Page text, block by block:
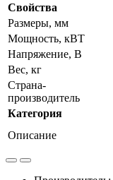
Свойства
Размеры, мм
Мощность, кВТ
Напряжение, В
Вес, кг
Страна-
производитель
Категория
Описание